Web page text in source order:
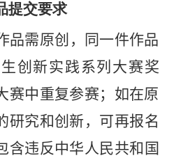
提交要求
品需原创，同一件作品
创新实践系列大赛奖
赛中重复参赛；如在原
研究和创新，可再报名
含违反中华人民共和国